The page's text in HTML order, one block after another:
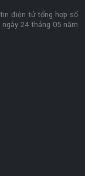
điện tử tổng hợp số
ngày 24 tháng 05 năm